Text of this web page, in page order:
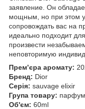
заявление. Он
мощным, но при этом
сопровождать вас на
идеально подходит
произвести
неповторимую
Прем’єра аромату:
Бренд: Dior
Серія: sauvage elixir
Група товару:
Об'єм: 60ml